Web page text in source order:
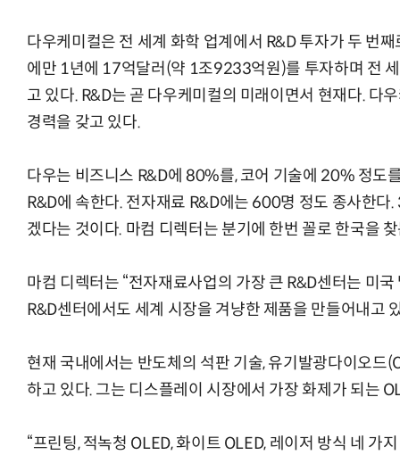
다우케미컬은 전 세계 화학 업계에서 R&D 투자가 두 번
에만 1년에 17억달러(약 1조9233억원)를 투자하며 전
고 있다. R&D는 곧 다우케미컬의 미래이면서 현재다. 다
경력을 갖고 있다.
다우는 비즈니스 R&D에 80%를, 코어 기술에 20% 정도
R&D에 속한다. 전자재료 R&D에는 600명 정도 종사한다
겠다는 것이다. 마컴 디렉터는 분기에 한번 꼴로 한국을
마컴 디렉터는 “전자재료사업의 가장 큰 R&D센터는 미
R&D센터에서도 세계 시장을 겨냥한 제품을 만들어내고
현재 국내에서는 반도체의 석판 기술, 유기발광다이오드
하고 있다. 그는 디스플레이 시장에서 가장 화제가 되는
“프린팅, 적녹청 OLED, 화이트 OLED, 레이저 방식 네 가
거미줄 쏘